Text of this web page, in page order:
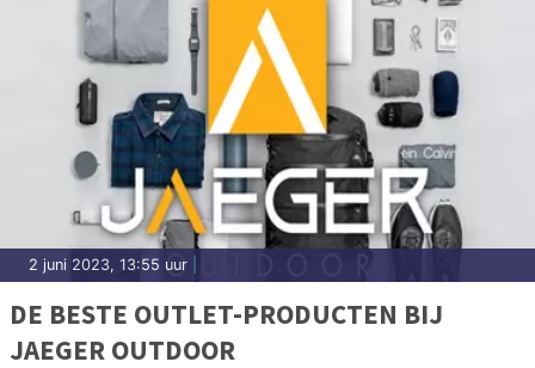
2 juni 2023, 13:55 uur
DE BESTE OUTLET-PRODUCTEN BIJ
JAEGER OUTDOOR